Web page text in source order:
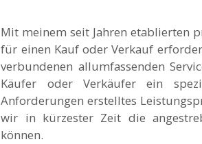
Mit meinem seit Jahren etablierten
für einen Kauf oder Verkauf
verbundenen allumfassenden
Käufer oder Verkäufer ein
Anforderungen erstelltes
wir in kürzester Zeit die
können.